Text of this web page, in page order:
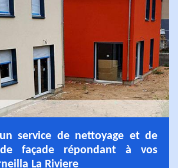
service de nettoyage et de
façade répondant à vos
La Riviere